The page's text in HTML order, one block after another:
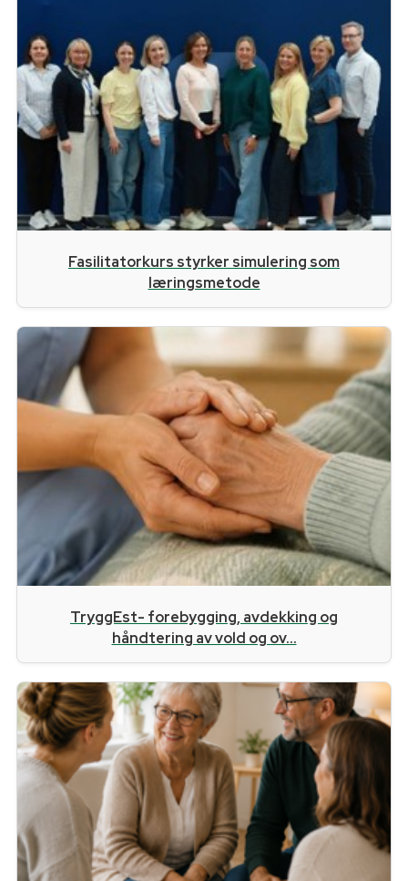
Fasilitatorkurs styrker simulering som
læringsmetode
TryggEst- forebygging, avdekking og
håndtering av vold og ov...